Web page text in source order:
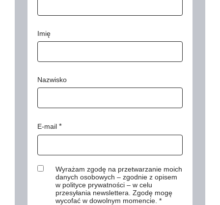
Imię
Nazwisko
E-mail
Wyrażam zgodę na przetwarzanie moich
danych osobowych – zgodnie z opisem
w polityce prywatności – w celu
przesyłania newslettera. Zgodę mogę
wycofać w dowolnym momencie.